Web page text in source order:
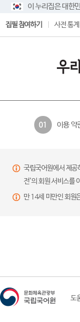
이 누리집은 대한
집필 참여하기 사전 통계
01 이용 약
국립국어원에서 제공
전’의 회원 서비스를
만 14세 미만인 회원
도